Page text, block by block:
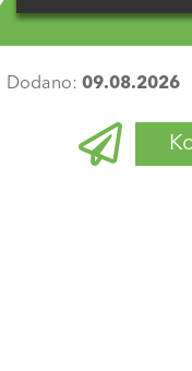
Dodano: 09.08.2026